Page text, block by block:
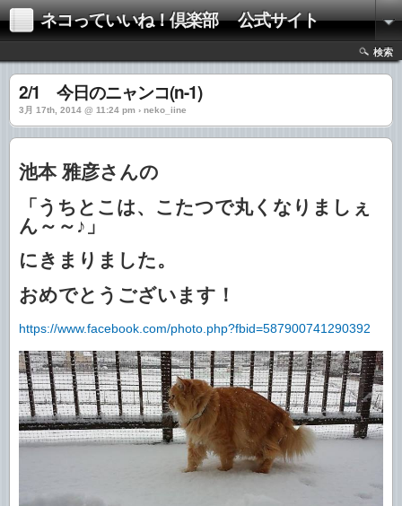
ネコっていいね！倶楽部 公式サイト
検索
2/1 今日のニャンコ(n-1)
3月 17th, 2014 @ 11:24 pm › neko_iine
池本 雅彦さんの
「 うちとこは、こたつで丸くなりましぇ
ん～～♪ 」
にきまりました。
おめでとうございます！
https://www.facebook.com/photo.php?fbid=587900741290392